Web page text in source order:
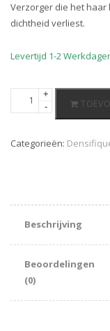
was:
€48,60.
is:
€36,45.
Verzorger die het
dichtheid verliest.
Levertijd 1-2
Kérastase
Densifique
Densité
Haar
aantal
+
-
Categorieën:
Beschrijving
Beoordelingen
(0)